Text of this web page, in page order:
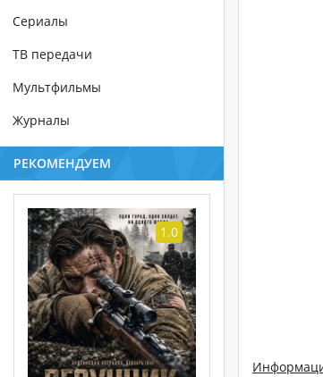
Сериалы
ТВ передачи
Мультфильмы
Журналы
РЕКОМЕНДУЕМ
1.0